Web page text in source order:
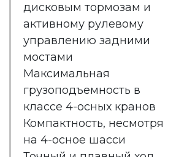
дисковым тормозам и
активному рулевому
управлению задними
мостами
Максимальная
грузоподъемность в
классе 4-осных кранов
Компактность, несмотря
на 4-осное шасси